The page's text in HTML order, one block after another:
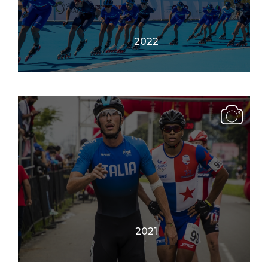
2022
2021